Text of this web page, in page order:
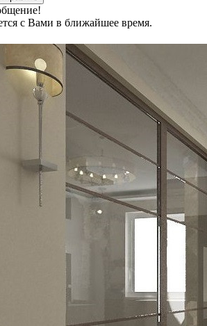
с Вами в ближайшее время.